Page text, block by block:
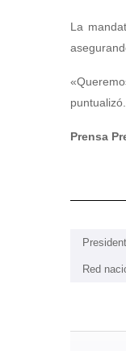
La
puntualizó.
Prensa
Red